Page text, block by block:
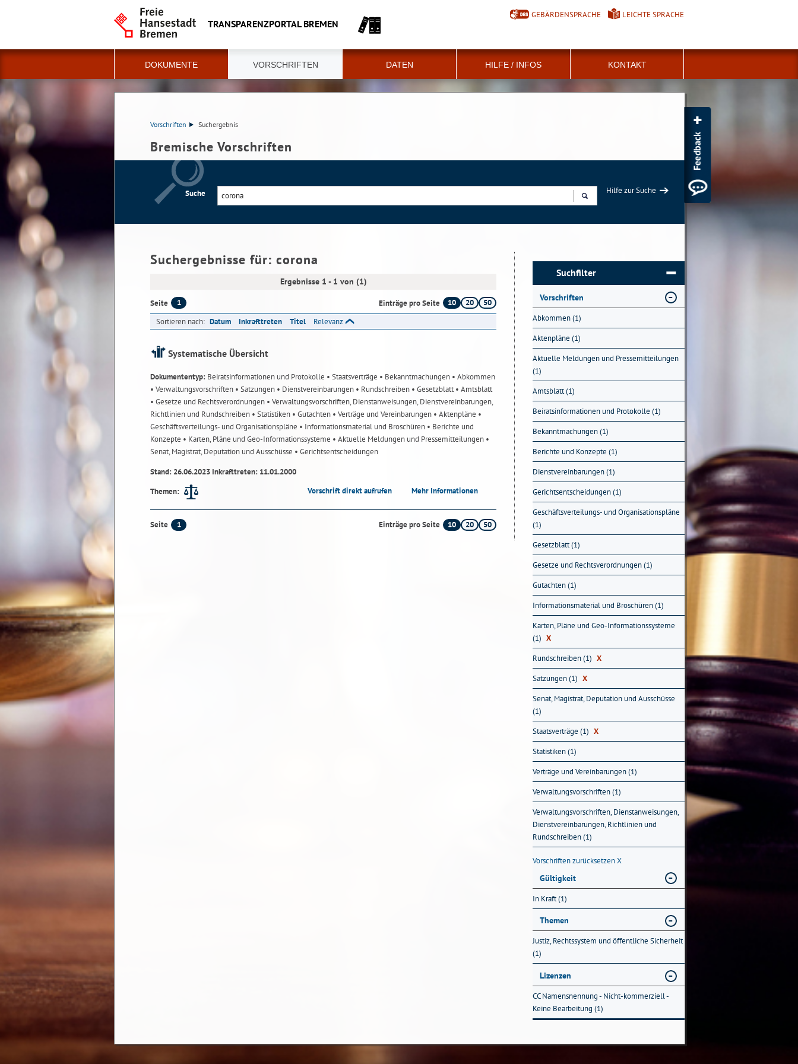
TRANSPARENZPORTAL BREMEN
GEBÄRDENSPRACHE LEICHTE SPRACHE
DOKUMENTE VORSCHRIFTEN DATEN HILFE / INFOS KONTAKT
Vorschriften Suchergebnis
Bremische Vorschriften
Suche
Hilfe zur Suche
Suchergebnisse für: corona
Ergebnisse 1 - 1 von (1)
Seite 1 Einträge pro Seite 10 20
50
Sortieren nach: Datum Inkrafttreten Titel Relevanz
Systematische Übersicht
Dokumententyp: Beiratsinformationen und Protokolle • Staatsverträge • Bekanntmachungen • Abkommen
• Verwaltungsvorschriften • Satzungen • Dienstvereinbarungen • Rundschreiben • Gesetzblatt• Amtsblatt
• Gesetze und Rechtsverordnungen • Verwaltungsvorschriften, Dienstanweisungen, Dienstvereinbarungen,
Richtlinien und Rundschreiben • Statistiken • Gutachten • Verträge und Vereinbarungen • Aktenpläne •
Geschäftsverteilungs- und Organisationspläne • Informationsmaterial und Broschüren • Berichte und
Konzepte • Karten, Pläne und Geo-Informationssysteme • Aktuelle Meldungen und Pressemitteilungen •
Senat, Magistrat, Deputation und Ausschüsse • Gerichtsentscheidungen
Stand: 26.06.2023 Inkrafttreten: 11.01.2000
Themen:
Vorschrift direkt aufrufen Mehr Informationen
Seite 1 Einträge pro Seite 10 20 50
Suchfilter
Vorschriften
Abkommen (1)
Aktenpläne (1)
Aktuelle Meldungen und Pressemitteilungen
(1)
Amtsblatt (1)
Beiratsinformationen und Protokolle (1)
Bekanntmachungen (1)
Berichte und Konzepte (1)
Dienstvereinbarungen (1)
Gerichtsentscheidungen (1)
Geschäftsverteilungs- und Organisationspläne
(1)
Gesetzblatt (1)
Gesetze und Rechtsverordnungen (1)
Gutachten (1)
Informationsmaterial und Broschüren (1)
Karten, Pläne und Geo-Informationssysteme
(1) X
Rundschreiben (1) X
Satzungen (1) X
Senat, Magistrat, Deputation und Ausschüsse
(1)
Staatsverträge (1) X
Statistiken (1)
Verträge und Vereinbarungen (1)
Verwaltungsvorschriften (1)
Verwaltungsvorschriften, Dienstanweisungen,
Dienstvereinbarungen, Richtlinien und
Rundschreiben (1)
Vorschriften zurücksetzenX
Gültigkeit
In Kraft (1)
Themen
Justiz, Rechtssystem und öffentliche Sicherheit
(1)
Lizenzen
CC Namensnennung - Nicht-kommerziell -
Keine Bearbeitung (1)